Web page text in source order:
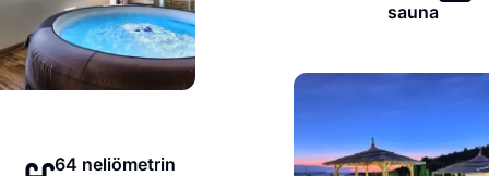
sauna
64 neliömetrin